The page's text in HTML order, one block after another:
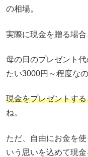
の相場。
実際に現金を贈る場合
母の日のプレゼント
たい3000円～程度な
現金をプレゼントす
ね。
ただ、自由にお金を
いう思いを込めて現